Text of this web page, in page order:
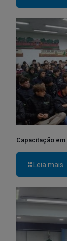
Capacitação em
Leia mais